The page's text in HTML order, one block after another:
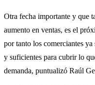
Otra fecha importante y que
aumento en ventas, es el
por tanto los comerciantes ya
y suficientes para cubrir lo
demanda, puntualizó Raúl